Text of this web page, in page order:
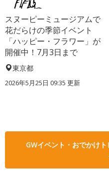
スヌーピーミュージアムで
花だらけの季節イベント
「ハッピー・フラワー」が
開催中！7月3日まで
東京都
2026年5月25日 09:35 更新
GWイベント・おでかけ